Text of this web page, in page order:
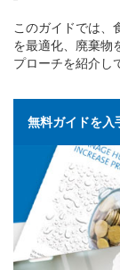
このガイドでは、
を最適化、廃棄物
プローチを紹介し
無料ガイドを入